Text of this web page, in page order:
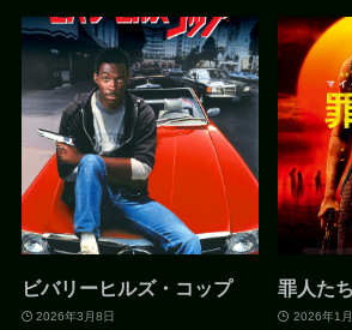
ビバリーヒルズ・コップ
2026年3月8日
罪人たち
2026年1